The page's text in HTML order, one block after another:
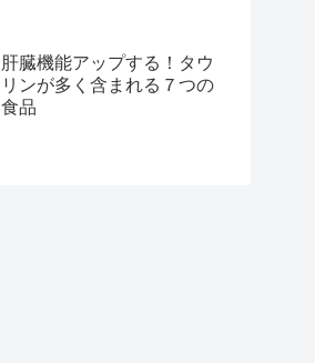
肝臓機能アップする！タウ
リンが多く含まれる７つの
食品